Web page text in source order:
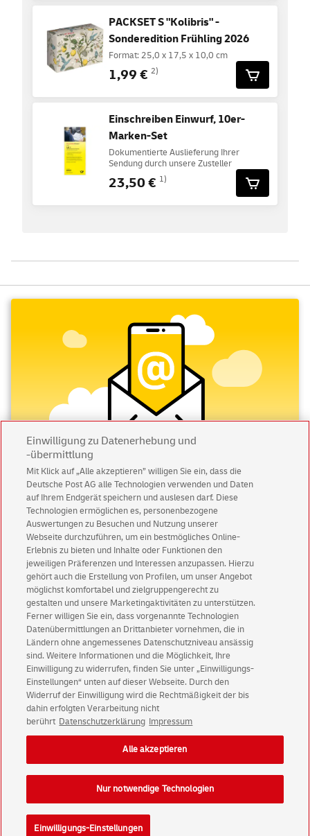
PACKSET S "Kolibris" -
Sonderedition Frühling 2026
Format: 25,0 x 17,5 x 10,0 cm
1,99 € 2)
Einschreiben Einwurf, 10er-
Marken-Set
Dokumentierte Auslieferung Ihrer
Sendung durch unsere Zusteller
23,50 € 1)
Abonnieren Sie unseren Newsletter
Immer informiert über exklusive Angebote und
Aktionen - jetzt mit Vorteil
Privatkundensichern sich einen5 € Gutschein
für POSTSCAN!
Geschäftskundenerhalten einen5 € Gutschein
für Briefmarke individuell!
Zur Newsletter-Anmeldung
© Thu Aug 06 20:58:27 CEST 2026 Deutsche Post AG
Impressum
Datenschutz
Einwilligungs-Einstellungen
Rechtliche Hinweise
Barrierefreiheit
Einwilligung zu Datenerhebung und
-übermittlung
Mit Klick auf „Alle akzeptieren” willigen Sie ein, dass die
Deutsche Post AG alle Technologien verwenden und Daten
auf Ihrem Endgerät speichern und auslesen darf. Diese
Technologien ermöglichen es, personenbezogene
Auswertungen zu Besuchen und Nutzung unserer
Webseite durchzuführen, um ein bestmögliches Online-
Erlebnis zu bieten und Inhalte oder Funktionen den
jeweiligen Präferenzen und Interessen anzupassen. Hierzu
gehört auch die Erstellung von Profilen, um unser Angebot
möglichst komfortabel und zielgruppengerecht zu
gestalten und unsere Marketingaktivitäten zu unterstützen.
Ferner willigen Sie ein, dass vorgenannte Technologien
Datenübermittlungen an Drittanbieter vornehmen, die in
Ländern ohne angemessenes Datenschutzniveau ansässig
sind. Weitere Informationen und die Möglichkeit, Ihre
Einwilligung zu widerrufen, finden Sie unter „Einwilligungs-
Einstellungen“ unten auf dieser Webseite. Durch den
Widerruf der Einwilligung wird die Rechtmäßigkeit der bis
dahin erfolgten Verarbeitung nicht
berührt Datenschutzerklärung Impressum
Einwilligungs-Einstellungen
Nur notwendige Technologien
Alle akzeptieren